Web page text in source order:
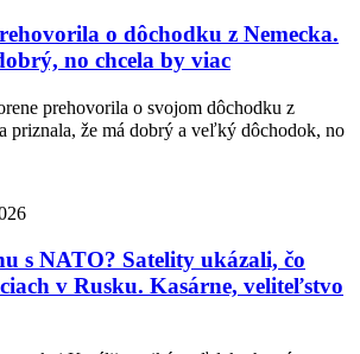
o dôchodku z Nemecka.
no chcela by viac
prehovorila o svojom dôchodku z
priznala, že má dobrý a veľký dôchodok, no
s NATO? Satelity ukázali, čo
v Rusku. Kasárne, veliteľstvo